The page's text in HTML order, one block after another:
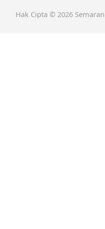
Hak Cipta © 2026